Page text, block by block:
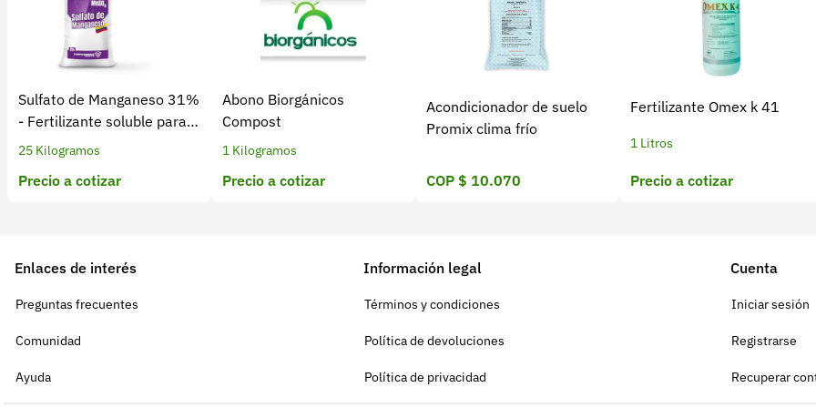
Sulfato de Manganeso 31%
- Fertilizante soluble para
cultivos
25 Kilogramos
Precio a cotizar
Abono Biorgánicos
Compost
1 Kilogramos
Precio a cotizar
Acondicionador de suelo
Promix clima frío
COP $ 10.070
Fertilizante Omex k 41
1 Litros
Precio a cotizar
Enlaces de interés
Preguntas frecuentes
Comunidad
Ayuda
Información legal
Términos y condiciones
Política de devoluciones
Política de privacidad
Cuenta
Iniciar sesión
Registrarse
Recuperar